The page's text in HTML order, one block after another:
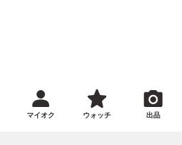
マイオク ウォッチ 出品